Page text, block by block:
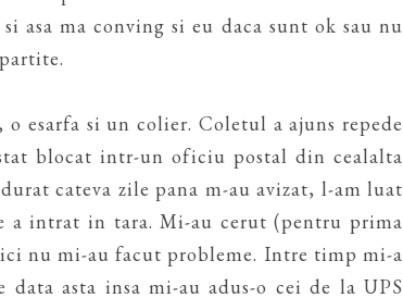
asa ma conving si eu daca sunt ok sau nu
esarfa si un colier. Coletul a ajuns repede
blocat intr-un oficiu postal din cealalta
cateva zile pana m-au avizat, l-am luat
a intrat in tara. Mi-au cerut (pentru prima
nu mi-au facut probleme. Intre timp mi-a
asta insa mi-au adus-o cei de la UPS